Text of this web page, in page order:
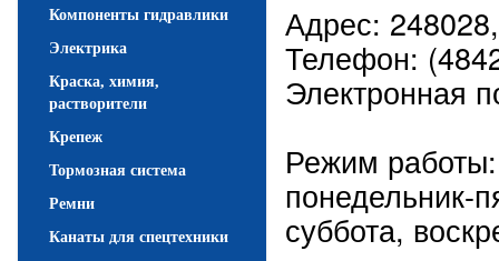
Адрес:
Телефон:
Электронная
Режим работы:
понедельник-
суббота,
Компоненты гидравлики
Электрика
Краска, химия,
растворители
Крепеж
Тормозная система
Ремни
Канаты для спецтехники